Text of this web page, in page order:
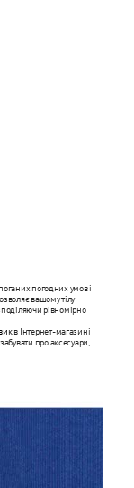
погодних умов і
вашому тілу
рівномірно
в Інтернет-магазині
про аксесуари,